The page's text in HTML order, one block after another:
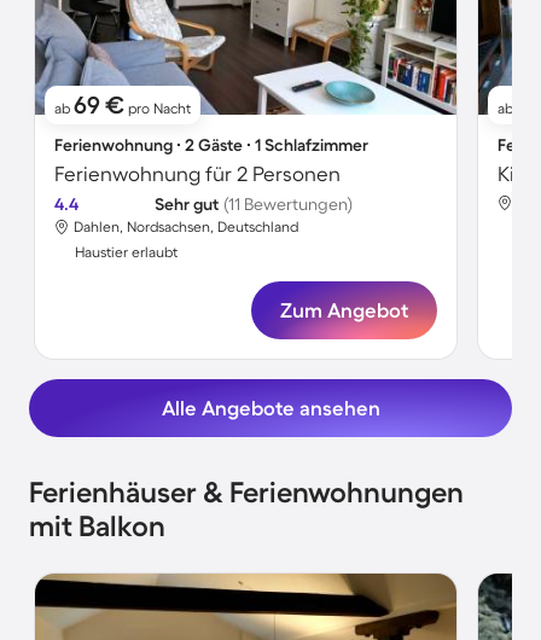
ab 69 € pro Nacht
Ferienwohnung ∙ 2 Gäste ∙ 1 Schlafzimmer
Ferienwohnung für 2 Personen
4.4 Sehr gut (11 Bewertungen)
Dahlen, Nordsachsen, Deutschland
Haustier erlaubt
Zum Angebot
ab
Alle Angebote ansehen
Ferienhäuser & Ferienwohnungen
mit Balkon